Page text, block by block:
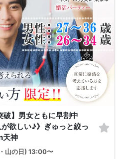
破】男女ともに早割中
欲しい♪》ぎゅっと絞っ
天神
山の日) 13:00〜